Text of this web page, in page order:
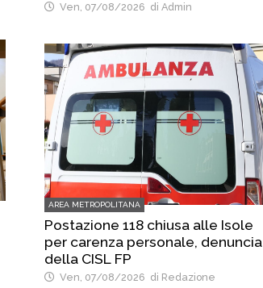
Ven, 07/08/2026 di Admin
AREA METROPOLITANA
Postazione 118 chiusa alle Isole
per carenza personale, denuncia
della CISL FP
Ven, 07/08/2026 di Redazione